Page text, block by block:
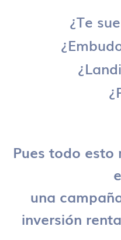
¿Te
Pues todo
una
inversión